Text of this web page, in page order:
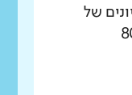
של
(80%